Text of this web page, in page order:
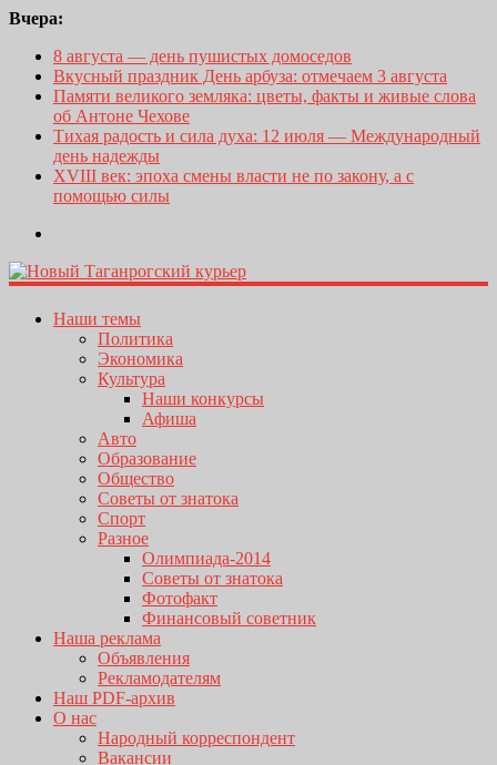
Вчера:
8 августа — день пушистых домоседов
Вкусный праздник День арбуза: отмечаем 3 августа
Памяти великого земляка: цветы, факты и живые слова
об Антоне Чехове
Тихая радость и сила духа: 12 июля — Международный
день надежды
XVIII век: эпоха смены власти не по закону, а с
помощью силы
Наши темы
Политика
Экономика
Культура
Наши конкурсы
Афиша
Авто
Образование
Общество
Советы от знатока
Спорт
Разное
Олимпиада-2014
Советы от знатока
Фотофакт
Финансовый советник
Наша реклама
Объявления
Рекламодателям
Наш PDF-архив
О нас
Народный корреспондент
Вакансии